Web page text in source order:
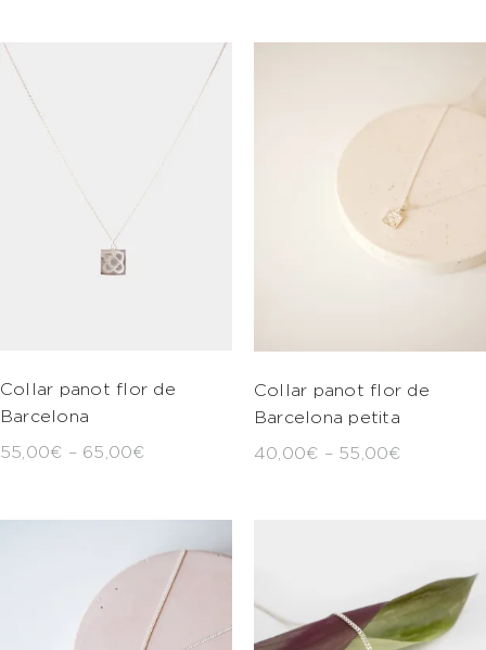
Collar panot flor de
Barcelona
55,00€ – 65,00€
Collar panot flor de
Barcelona petita
40,00€ – 55,00€